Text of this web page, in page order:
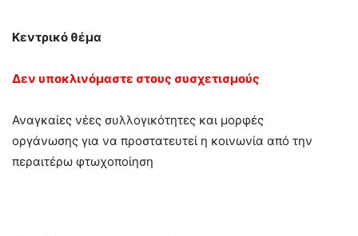
Κεντρικό θέμα
Δεν υποκλινόμαστε στους συσχετισμούς
Αναγκαίες νέες συλλογικότητες και μορφές
οργάνωσης για να προστατευτεί η κοινωνία από την
περαιτέρω φτωχοποίηση